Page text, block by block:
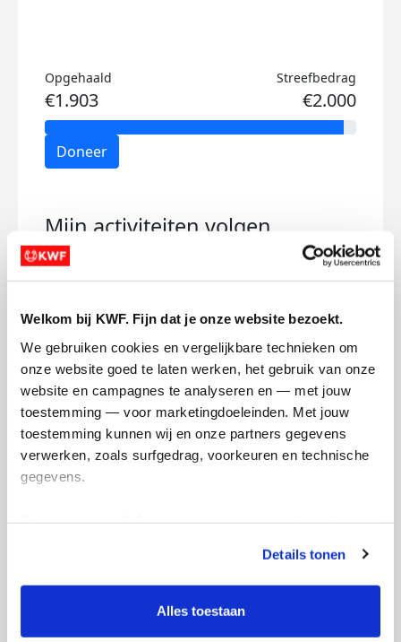
Welkom bij KWF. Fijn dat je onze website bezoekt.
We gebruiken cookies en vergelijkbare technieken om
onze website goed te laten werken, het gebruik van onze
website en campagnes te analyseren en — met jouw
toestemming — voor marketingdoeleinden. Met jouw
toestemming kunnen wij en onze partners gegevens
verwerken, zoals surfgedrag, voorkeuren en technische
gegevens.
tonen. Je kunt je toestemming op elk moment wijzigen of
intrekken via Cookie instellingen onderaan de pagina. De
lijst met cookies is te vinden in het tabblad “details”.
Details tonen
Alles toestaan
Opgehaald
€1.903
Streefbedrag
€2.000
Doneer
Mijn activiteiten volgen
45
kms
Rose's badges